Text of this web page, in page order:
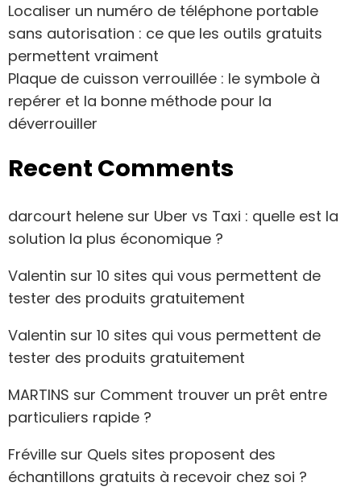
Localiser un numéro de téléphone portable
sans autorisation : ce que les outils gratuits
permettent vraiment
Plaque de cuisson verrouillée : le symbole à
repérer et la bonne méthode pour la
déverrouiller
Recent Comments
darcourt helene sur Uber vs Taxi : quelle est la
solution la plus économique ?
Valentin sur 10 sites qui vous permettent de
tester des produits gratuitement
Valentin sur 10 sites qui vous permettent de
tester des produits gratuitement
MARTINS sur Comment trouver un prêt entre
particuliers rapide ?
Fréville sur Quels sites proposent des
échantillons gratuits à recevoir chez soi ?